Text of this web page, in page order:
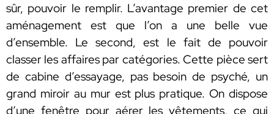
sûr, pouvoir le remplir. L’avantage premier de cet
aménagement est que l’on a une belle vue
d’ensemble. Le second, est le fait de pouvoir
classer les affaires par catégories. Cette pièce sert
de cabine d’essayage, pas besoin de psyché, un
grand miroir au mur est plus pratique. On dispose
d’une fenêtre pour aérer les vêtements, ce qui